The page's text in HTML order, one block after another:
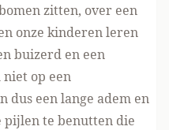
zitten, over een
onze kinderen leren
buizerd en een
op een
een lange adem en
pijlen te benutten die